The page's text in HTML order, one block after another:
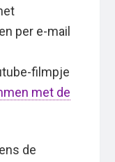
en per e-mail
filmpje
met de
de